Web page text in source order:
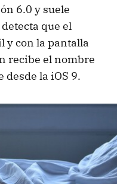
6.0 y suele
que el
y con la pantalla
recibe el nombre
desde la iOS 9.